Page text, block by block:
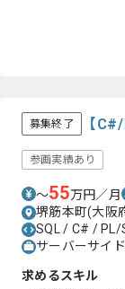
募集終了 【
参画実績あり
〜55万円／月
堺筋本町(大阪
SQL / C# / PL/
サーバーサイ
求めるスキル